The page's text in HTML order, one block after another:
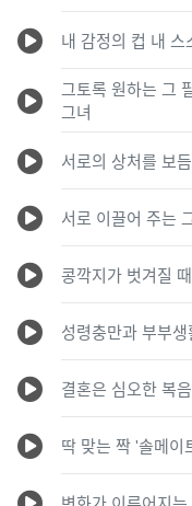
내 감정의 컵 내
그토록 원하는 그
그녀
서로의 상처를
서로 이끌어 주는
콩깍지가 벗겨질 때
성령충만과
결혼은 심오한
딱 맞는 짝